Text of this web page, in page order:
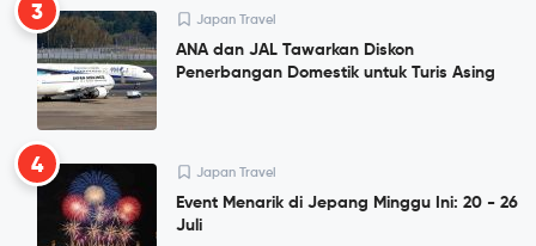
3 Japan Travel
ANA dan JAL Tawarkan Diskon
Penerbangan Domestik untuk Turis Asing
4 Japan Travel
Event Menarik di Jepang Minggu Ini: 20 - 26
Juli